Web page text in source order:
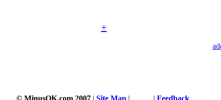
+
© MinusOK.com 2007 | Site Map | | Feedback